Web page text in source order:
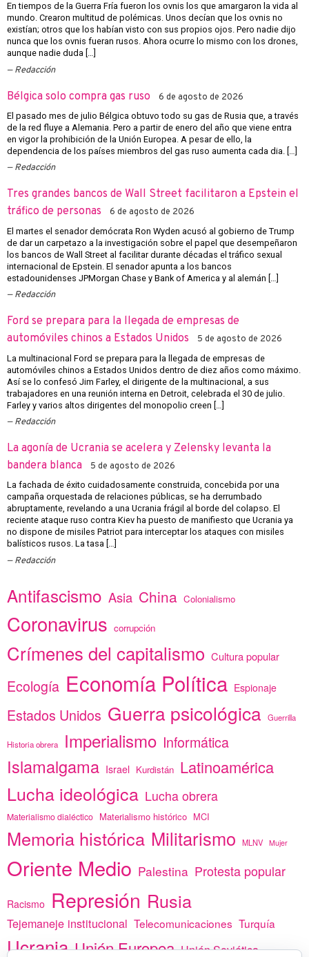
En tiempos de la Guerra Fría fueron los ovnis los que amargaron la vida al
mundo. Crearon multitud de polémicas. Unos decían que los ovnis no
existían; otros que los habían visto con sus propios ojos. Pero nadie dijo
nunca que los ovnis fueran rusos. Ahora ocurre lo mismo con los drones,
aunque nadie duda […]
Redacción
Bélgica solo compra gas ruso 6 de agosto de 2026
El pasado mes de julio Bélgica obtuvo todo su gas de Rusia que, a través
de la red fluye a Alemania. Pero a partir de enero del año que viene entra
en vigor la prohibición de la Unión Europea. A pesar de ello, la
dependencia de los países miembros del gas ruso aumenta cada dia. […]
Redacción
Tres grandes bancos de Wall Street facilitaron a Epstein el
tráfico de personas
6 de agosto de 2026
El martes el senador demócrata Ron Wyden acusó al gobierno de Trump
de dar un carpetazo a la investigación sobre el papel que desempeñaron
los bancos de Wall Street al facilitar durante décadas el tráfico sexual
internacional de Epstein. El senador apunta a los bancos
estadounidenses JPMorgan Chase y Bank of America y al alemán […]
Redacción
Ford se prepara para la llegada de empresas de
automóviles chinos a Estados Unidos
5 de agosto de 2026
La multinacional Ford se prepara para la llegada de empresas de
automóviles chinos a Estados Unidos dentro de diez años como máximo.
Así se lo confesó Jim Farley, el dirigente de la multinacional, a sus
trabajadores en una reunión interna en Detroit, celebrada el 30 de julio.
Farley y varios altos dirigentes del monopolio creen […]
Redacción
La agonía de Ucrania se acelera y Zelensky levanta la
bandera blanca
5 de agosto de 2026
La fachada de éxito cuidadosamente construida, concebida por una
campaña orquestada de relaciones públicas, se ha derrumbado
abruptamente, revelando a una Ucrania frágil al borde del colapso. El
reciente ataque ruso contra Kiev ha puesto de manifiesto que Ucrania ya
no dispone de misiles Patriot para interceptar los ataques con misiles
balísticos rusos. La tasa […]
Redacción
Antifascismo Asia China Colonialismo
Coronavirus corrupción
Crímenes del capitalismo Cultura popular
Ecología Economía Política Espionaje
Estados Unidos Guerra psicológica Guerrilla
Historia obrera Imperialismo Informática
Islamalgama Israel Kurdistán Latinoamérica
Lucha ideológica Lucha obrera
Materialismo dialéctico Materialismo histórico MCI
Memoria histórica Militarismo MLNV Mujer
Oriente Medio Palestina Protesta popular
Racismo Represión Rusia
Tejemaneje institucional Telecomunicaciones Turquía
Ucrania Unión Europea Unión Soviética